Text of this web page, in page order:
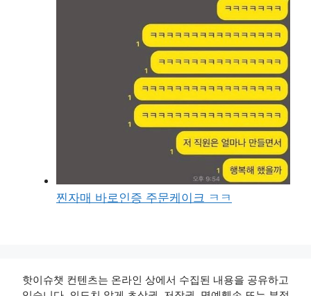
찐자매 바로인증 주문케이크 ㅋㅋ
핫이슈챗 컨텐츠는 온라인 상에서 수집된 내용을 공유하고